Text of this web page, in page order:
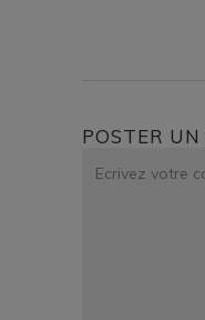
POSTER